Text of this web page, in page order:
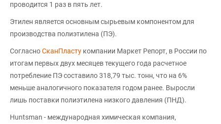
проводится 1 раз в пять лет.
Этилен является основным сырьевым компонентом для
производства полиэтилена (ПЭ).
СогласноСканПласту компании Маркет Репорт, в России по
итогам первых двух месяцев текущего года расчетное
потребление ПЭ составило 318,79 тыс. тонн, что на 6%
меньше аналогичного показателя годом ранее. Выросли
лишь поставки полиэтилена низкого давления (ПНД).
Huntsman - международная химическая компания,